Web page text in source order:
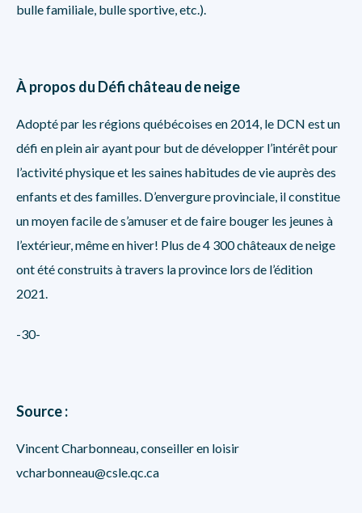
bulle familiale, bulle sportive, etc.).
À propos du Défi château de neige
Adopté par les régions québécoises en 2014, le DCN est un
défi en plein air ayant pour but de développer l’intérêt pour
l’activité physique et les saines habitudes de vie auprès des
enfants et des familles. D’envergure provinciale, il constitue
un moyen facile de s’amuser et de faire bouger les jeunes à
l’extérieur, même en hiver! Plus de 4 300 châteaux de neige
ont été construits à travers la province lors de l’édition
2021.
-30-
Source :
Vincent Charbonneau, conseiller en loisir
vcharbonneau@csle.qc.ca